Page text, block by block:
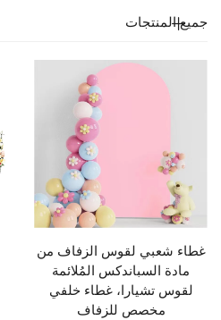
جميع المنتجات
غطاء شعبي لقوس الزفاف من
مادة السباندكس المُلائمة
لقوس تشيارا، غطاء خلفي
مخصص للزفاف